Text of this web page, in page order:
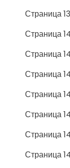
Страница
Страница
Страница
Страница
Страница
Страница
Страница
Страница